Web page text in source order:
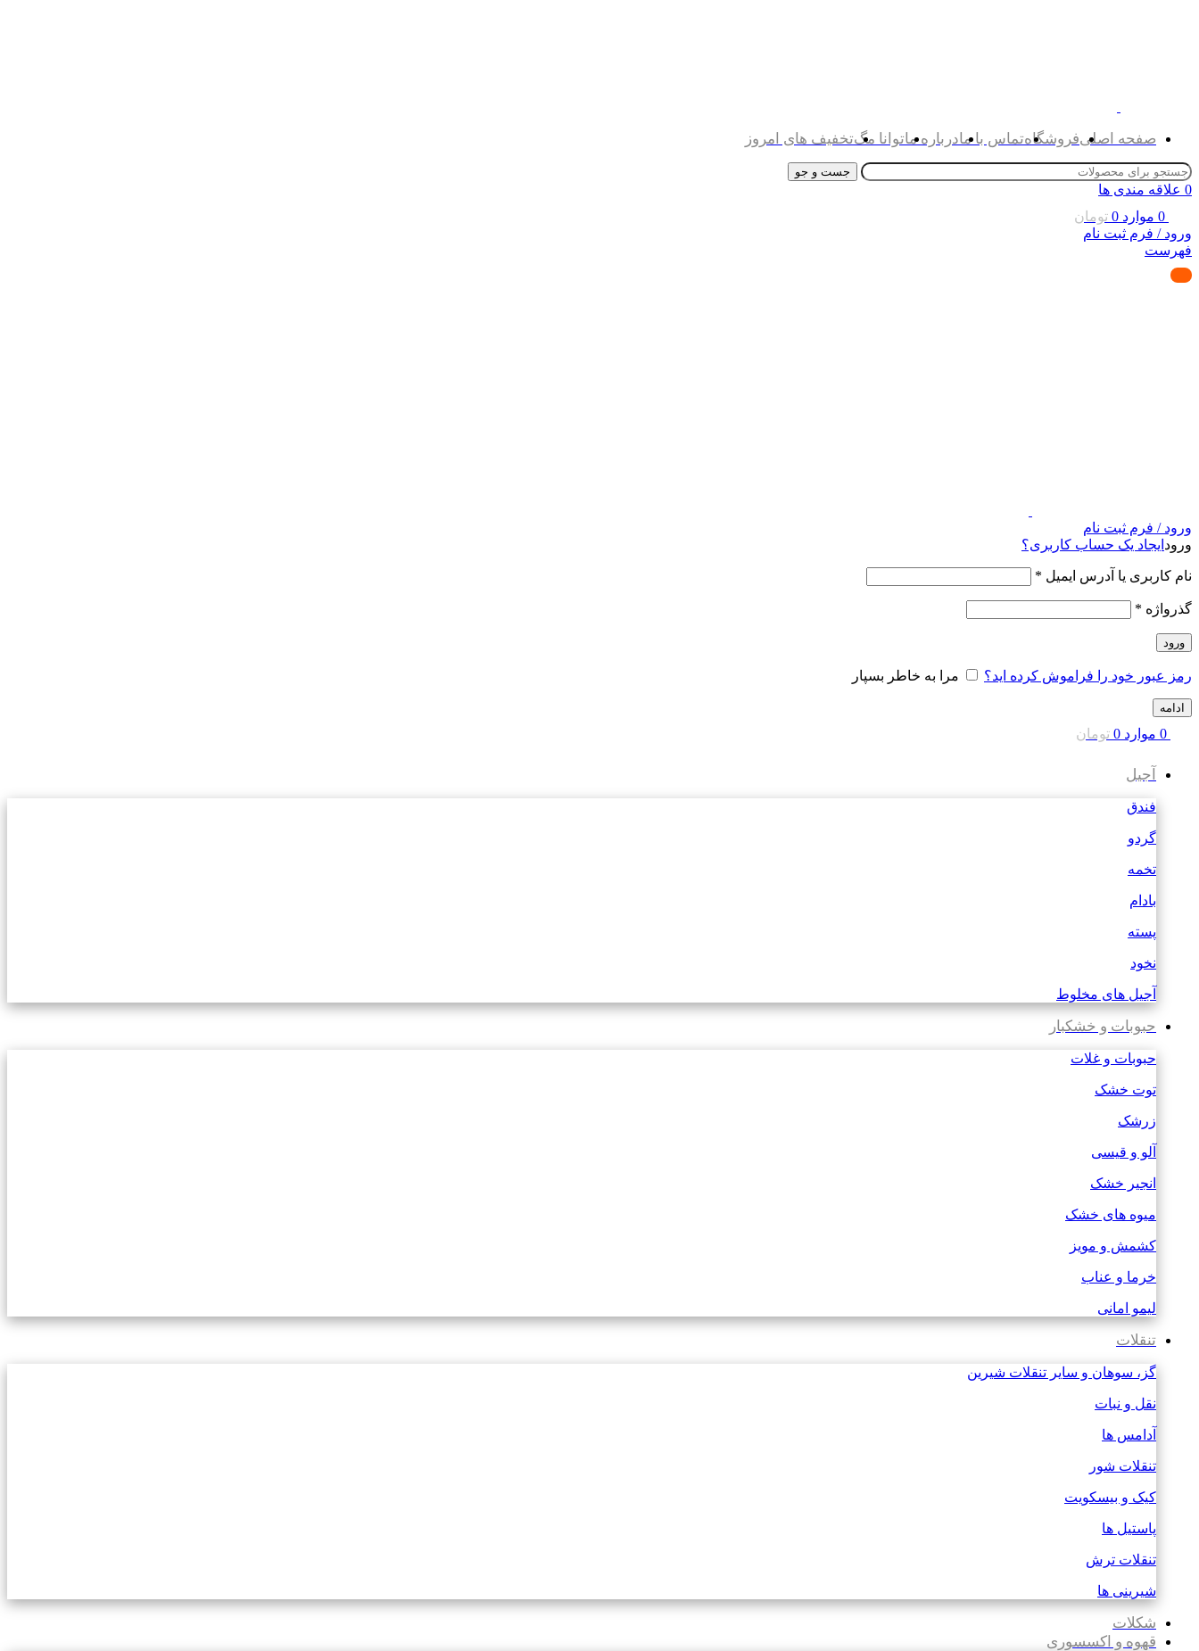
صفحه اصلیفروشگاهتماس با مادرباره ماتوانا مگتخفیف های امروز
جست و جو
0 علاقه مندی ها
0 موارد 0 تومان
ورود / فرم ثبت نام
فهرست
ورود / فرم ثبت نام
ورود ایجاد یک حساب کاربری؟
نام کاربری یا آدرس ایمیل *
گذرواژه *
ورود
رمز عبور خود را فراموش کرده اید؟ مرا به خاطر بسپار
ادامه
0 موارد 0 تومان
آجیل
فندق
گردو
تخمه
بادام
پسته
نخود
آجیل های مخلوط
حبوبات و خشکبار
حبوبات و غلات
توت خشک
زرشک
آلو و قیسی
انجیر خشک
میوه های خشک
کشمش و مویز
خرما و عناب
لیمو امانی
تنقلات
گز، سوهان و سایر تنقلات شیرین
نقل و نبات
آدامس ها
تنقلات شور
کیک و بیسکویت
پاستیل ها
تنقلات ترش
شیرینی ها
شکلات
قهوه و اکسسوری